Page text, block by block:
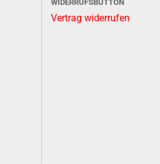
WIDERRUFSBUTTON
Vertrag widerrufen